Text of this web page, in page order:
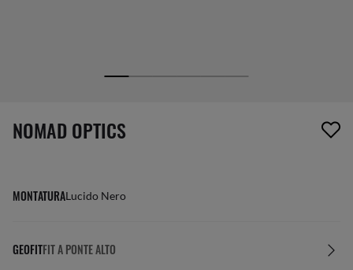
1 articolo è stato aggiunto alla tua wishlist
NOMAD OPTICS
MONTATURALucido Nero
GEOFITFIT A PONTE ALTO